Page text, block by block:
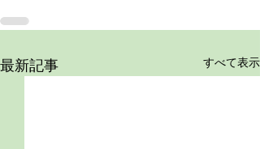
最新記事 すべて表示